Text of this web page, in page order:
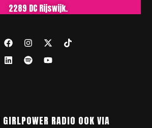
2289 DC Rijswijk.
RADIO OOK VIA